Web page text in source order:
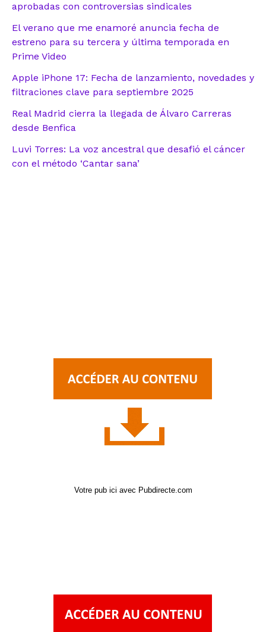
aprobadas con controversias sindicales
El verano que me enamoré anuncia fecha de
estreno para su tercera y última temporada en
Prime Video
Apple iPhone 17: Fecha de lanzamiento, novedades y
filtraciones clave para septiembre 2025
Real Madrid cierra la llegada de Álvaro Carreras
desde Benfica
Luvi Torres: La voz ancestral que desafió el cáncer
con el método ‘Cantar sana’
Votre pub ici avec Pubdirecte.com